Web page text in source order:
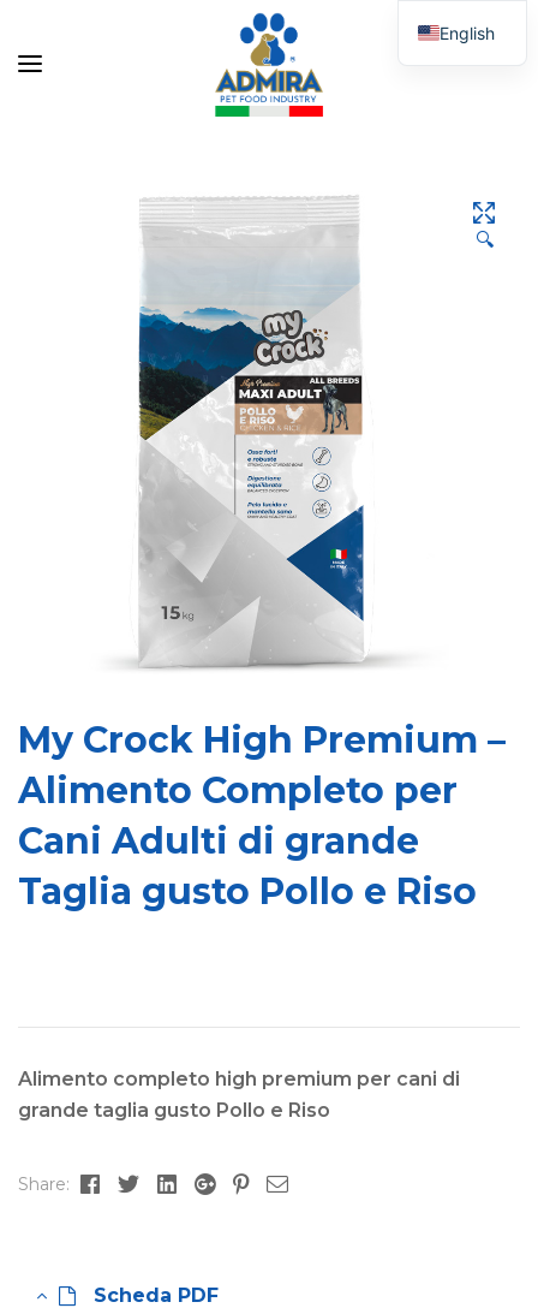
🔍
My Crock High Premium –
Alimento Completo per
Cani Adulti di grande
Taglia gusto Pollo e Riso
Alimento completo high premium per cani di
grande taglia gusto Pollo e Riso
Share: Facebook
TwitterLinkedin
Google+Pinterest
Email
Scheda PDF
English